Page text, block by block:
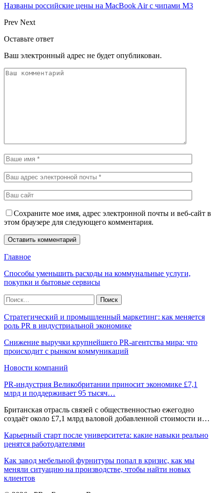
Названы российские цены на MacBook Air с чипами M3
Prev Next
Оставьте ответ
Ваш электронный адрес не будет опубликован.
Сохраните мое имя, адрес электронной почты и веб-сайт в
этом браузере для следующего комментария.
Главное
Способы уменьшить расходы на коммунальные услуги,
покупки и бытовые сервисы
Стратегический и промышленный маркетинг: как меняется
роль PR в индустриальной экономике
Снижение выручки крупнейшего PR-агентства мира: что
происходит с рынком коммуникаций
Новости компаний
PR-индустрия Великобритании приносит экономике £7,1
млрд и поддерживает 95 тысяч…
Британская отрасль связей с общественностью ежегодно
создаёт около £7,1 млрд валовой добавленной стоимости и…
Карьерный старт после университета: какие навыки реально
ценятся работодателями
Как завод мебельной фурнитуры попал в кризис, как мы
меняли ситуацию на производстве, чтобы найти новых
клиентов